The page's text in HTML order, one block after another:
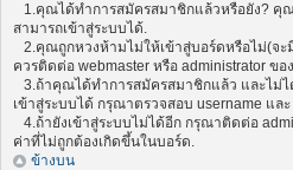
1.คุณได้ทำการสมัครสมาชิกแล้วหรือยัง? คุ
สามารถเข้าสู่ระบบได้.
2.คุณถูกหวงห้ามไม่ให้เข้าสู่บอร์ดหรือไม่(จ
ควรติดต่อ webmaster หรือ administrator ขอ
3.ถ้าคุณได้ทำการสมัครสมาชิกแล้ว และไม่
เข้าสู่ระบบได้ กรุณาตรวจสอบ username แล
4.ถ้ายังเข้าสู่ระบบไม่ได้อีก กรุณาติดต่อ
ค่าที่ไม่ถูกต้องเกิดขึ้นในบอร์ด.
ข้างบน